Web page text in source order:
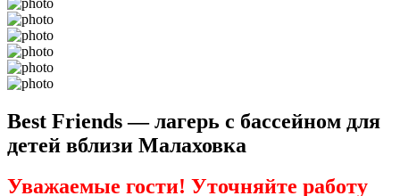
Best Friends — лагерь с бассейном для
детей вблизи Малаховка
Уважаемые гости! Уточняйте работу